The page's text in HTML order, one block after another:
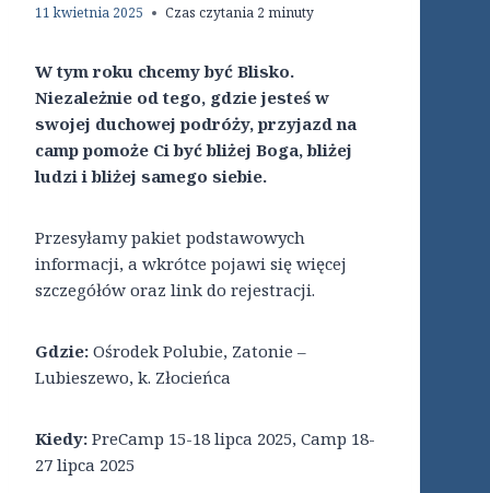
11 kwietnia 2025 Czas czytania 2 minuty
W tym roku chcemy być Blisko.
Niezależnie od tego, gdzie jesteś w
swojej duchowej podróży, przyjazd na
camp pomoże Ci być bliżej Boga, bliżej
ludzi i bliżej samego siebie.
Przesyłamy pakiet podstawowych
informacji, a wkrótce pojawi się więcej
szczegółów oraz link do rejestracji.
Gdzie: Ośrodek Polubie, Zatonie –
Lubieszewo, k. Złocieńca
Kiedy: PreCamp 15-18 lipca 2025, Camp 18-
27 lipca 2025